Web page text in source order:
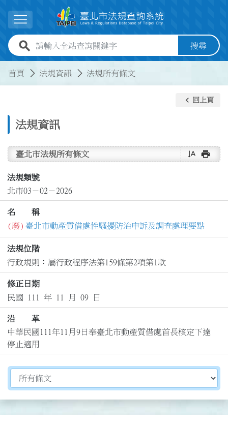
展開選單
全站查詢關鍵字欄位 搜尋
首頁 法規資訊 法規所有條文
法規資訊
keyboard_arrow_left 回上頁
臺北市法規所有條文 text_rotate_vertical print
法規類號
北市03－02－2026
名 稱
(廢) 臺北市動產質借處性騷擾防治申訴及調查處理要點
法規位階
行政規則：屬行政程序法第159條第2項第1款
修正日期
民國 111 年 11 月 09 日
沿 革
中華民國111年11月9日奉臺北市動產質借處首長核定下達
停止適用
切換選擇法規資訊內容